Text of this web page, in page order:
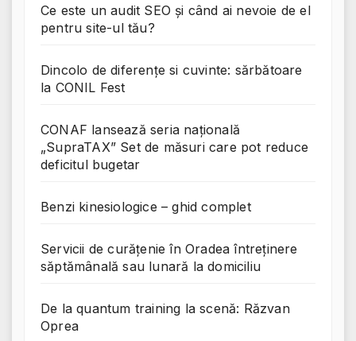
Ce este un audit SEO și când ai nevoie de el
pentru site-ul tău?
Dincolo de diferențe si cuvinte: sărbătoare
la CONIL Fest
CONAF lansează seria națională
„SupraTAX” Set de măsuri care pot reduce
deficitul bugetar
Benzi kinesiologice – ghid complet
Servicii de curățenie în Oradea întreținere
săptămânală sau lunară la domiciliu
De la quantum training la scenă: Răzvan
Oprea